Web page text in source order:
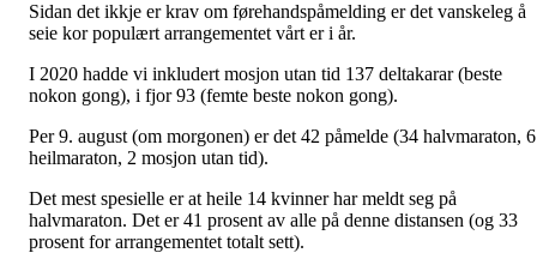
Sidan det ikkje er krav om førehandspåmelding er det vanskeleg å
seie kor populært arrangementet vårt er i år.
I 2020 hadde vi inkludert mosjon utan tid 137 deltakarar (beste
nokon gong), i fjor 93 (femte beste nokon gong).
Per 9. august (om morgonen) er det 42 påmelde (34 halvmaraton, 6
heilmaraton, 2 mosjon utan tid).
Det mest spesielle er at heile 14 kvinner har meldt seg på
halvmaraton. Det er 41 prosent av alle på denne distansen (og 33
prosent for arrangementet totalt sett).